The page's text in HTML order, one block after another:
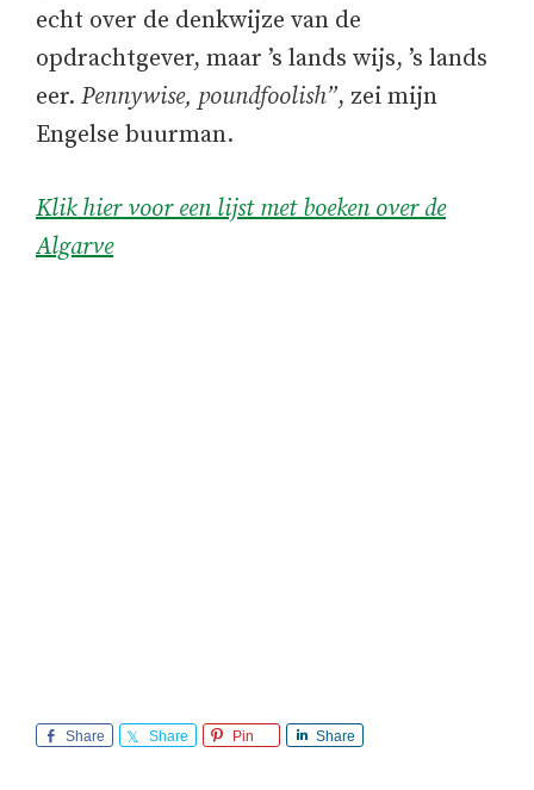
echt over de denkwijze van de
opdrachtgever, maar ’s lands wijs, ’s lands
eer. Pennywise, poundfoolish”, zei mijn
Engelse buurman.
Klik hier voor een lijst met boeken over de
Algarve
Share Share Pin Share